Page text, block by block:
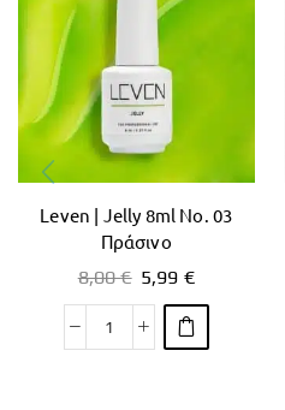
Leven | Jelly 8ml No. 03
Πράσινο
8,00€ 5,99 €